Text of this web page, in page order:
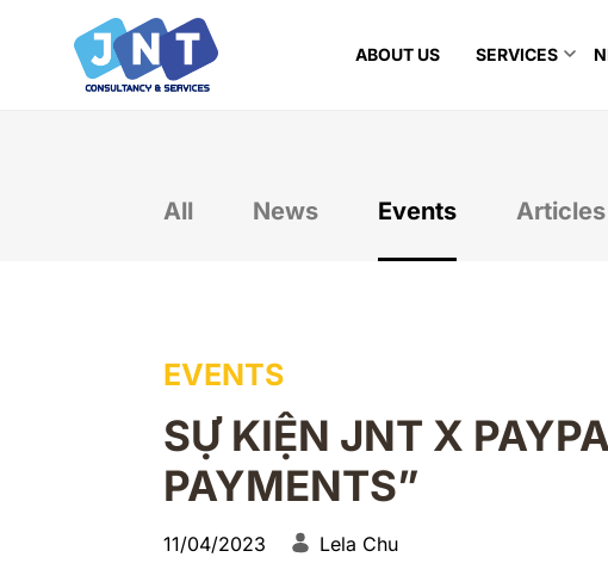
ABOUT US SERVICES
All News Events Articles
EVENTS
SỰ KIỆN JNT X
PAYMENTS”
11/04/2023 Lela Chu